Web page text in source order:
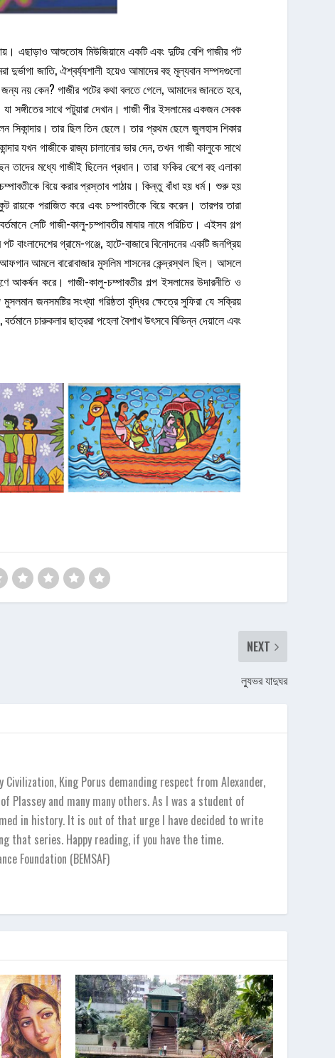
এছাড়াও আশুতোষ মিউজিয়ামে একটি এবং দুটির বেশি গাজীর পট
জাতি, ঐশ্বর্য্যশালী হয়েও আমাদের বহু মূল্যবান সম্পদগুলো
নয় কেন? গাজীর পটের কথা বলতে গেলে, আমাদের জানতে হবে,
সাথে পটুয়ারা দেখান। গাজী পীর ইসলামের একজন সেবক
সিকান্দার। তার ছিল তিন ছেলে। তার প্রথম ছেলে জুলহাস শিকার
যখন গাজীকে রাজ্য চালানোর ভার দেন, তখন গাজী কালুকে সাথে
তাদের মধ্যে গাজীই ছিলেন প্রধান। তারা ফকির বেশে বহু এলাকা
বিয়ে করার প্রস্তাব পাঠায়। কিন্তু বাঁধা হয় ধর্ম। শুরু হয়
রায়কে পরাজিত করে এবং চম্পাবতীকে বিয়ে করেন। তারপর তারা
সেটি গাজী-কালু-চম্পাবতীর মাযার নামে পরিচিত। এইসব গল্প
গ্রামে-গঞ্জে, হাটে-বাজারে বিনোদনের একটি জনপ্রিয়
আমলে বারোবাজার মুসলিম শাসনের কেন্দ্রস্থল ছিল। আসলে
আকর্ষন করে। গাজী-কালু-চম্পাবতীর গল্প ইসলামের উদারনীতি ও
জনসমষ্টির সংখ্যা গরিষ্ঠতা বৃদ্ধির ক্ষেত্রে সুফিরা যে সক্রিয়
চারুকলার ছাত্ররা পহেলা বৈশাখ উৎসবে বিভিন্ন দেয়ালে এবং
NEXT
ল্যুভর যাদুঘর
King Porus demanding respect from Alexander,
and many many others. As I was a student of
in history. It is out of that urge I have decided to write
that series. Happy reading, if you have the time.
Foundation (BEMSAF)